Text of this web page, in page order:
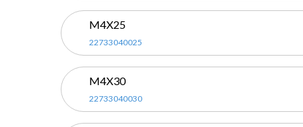
M4X25
22733040025
M4X30
22733040030